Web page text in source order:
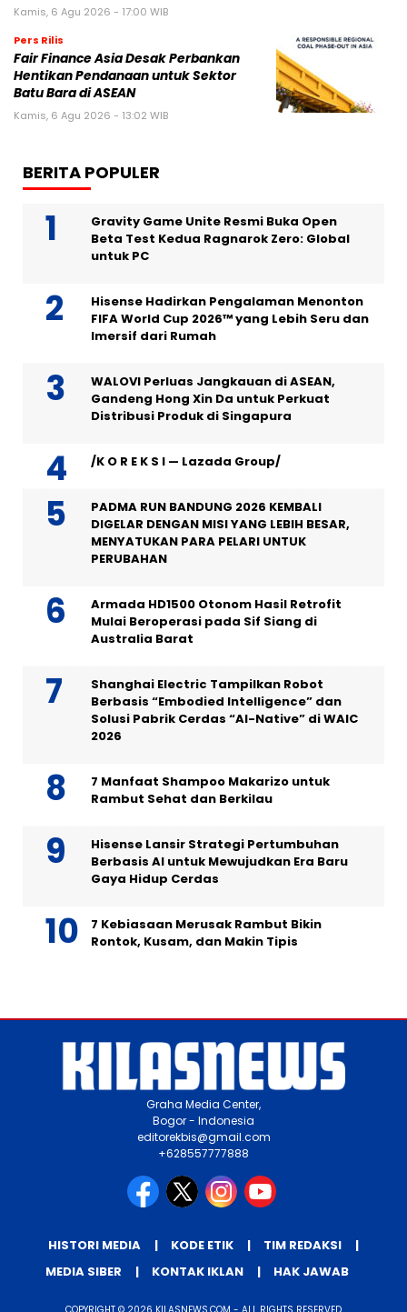
Kamis, 6 Agu 2026 - 17:00 WIB
Pers Rilis
Fair Finance Asia Desak Perbankan
Hentikan Pendanaan untuk Sektor
Batu Bara di ASEAN
Kamis, 6 Agu 2026 - 13:02 WIB
BERITA POPULER
Gravity Game Unite Resmi Buka Open
Beta Test Kedua Ragnarok Zero: Global
untuk PC
Hisense Hadirkan Pengalaman Menonton
FIFA World Cup 2026™ yang Lebih Seru dan
Imersif dari Rumah
WALOVI Perluas Jangkauan di ASEAN,
Gandeng Hong Xin Da untuk Perkuat
Distribusi Produk di Singapura
/K O R E K S I — Lazada Group/
PADMA RUN BANDUNG 2026 KEMBALI
DIGELAR DENGAN MISI YANG LEBIH BESAR,
MENYATUKAN PARA PELARI UNTUK
PERUBAHAN
Armada HD1500 Otonom Hasil Retrofit
Mulai Beroperasi pada Sif Siang di
Australia Barat
Shanghai Electric Tampilkan Robot
Berbasis “Embodied Intelligence” dan
Solusi Pabrik Cerdas “AI-Native” di WAIC
2026
7 Manfaat Shampoo Makarizo untuk
Rambut Sehat dan Berkilau
Hisense Lansir Strategi Pertumbuhan
Berbasis AI untuk Mewujudkan Era Baru
Gaya Hidup Cerdas
7 Kebiasaan Merusak Rambut Bikin
Rontok, Kusam, dan Makin Tipis
Graha Media Center,
Bogor - Indonesia
editorekbis@gmail.com
+628557777888
HISTORI MEDIA KODE ETIK
TIM REDAKSI
MEDIA SIBER
KONTAK IKLAN HAK JAWAB